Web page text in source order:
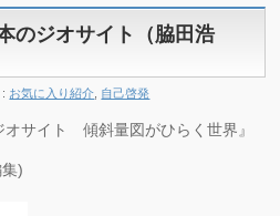
のジオサイト（脇田浩
お気に入り紹介 自己啓発
オサイト 傾斜量図がひらく世界』
)